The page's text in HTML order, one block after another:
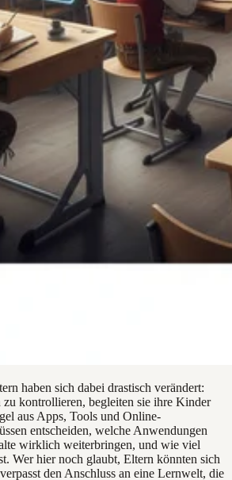
haben sich dabei drastisch verändert:
zu kontrollieren, begleiten sie ihre Kinder
aus Apps, Tools und Online-
entscheiden, welche Anwendungen
wirklich weiterbringen, und wie viel
Wer hier noch glaubt, Eltern könnten sich
den Anschluss an eine Lernwelt, die